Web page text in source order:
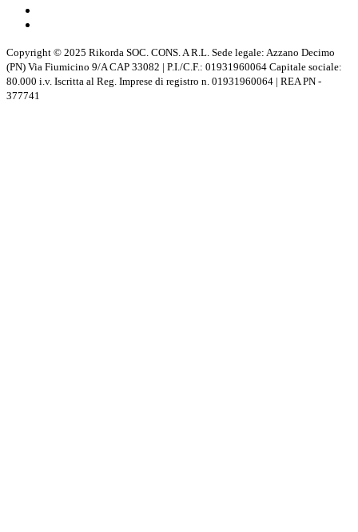
Copyright © 2025 Rikorda SOC. CONS. A R.L. Sede legale: Azzano Decimo
(PN) Via Fiumicino 9/A CAP 33082 | P.I./C.F.: 01931960064 Capitale sociale:
80.000 i.v. Iscritta al Reg. Imprese di registro n. 01931960064 | REA PN -
377741